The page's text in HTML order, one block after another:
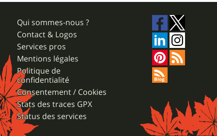
Qui sommes-nous ?
Contact & Logos
Services pros
Mentions légales
Politique de
confidentialité
Consentement / Cookies
Stats des traces GPX
Status des services